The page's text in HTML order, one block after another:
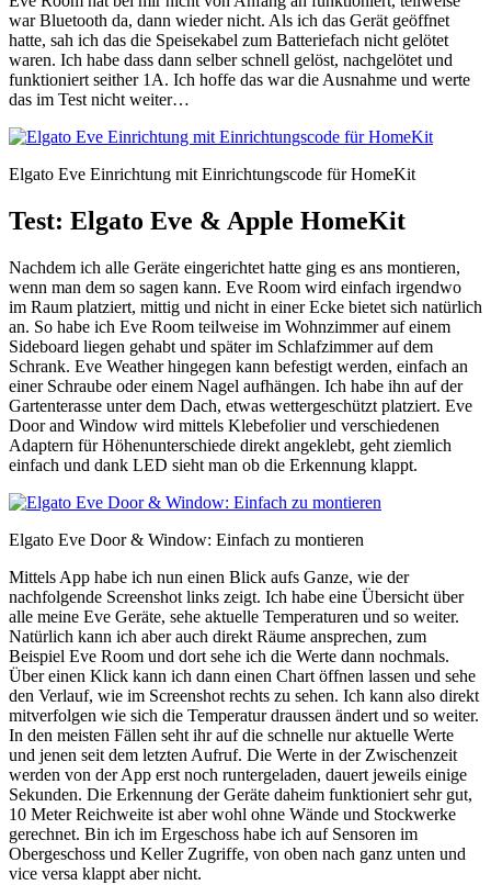
war Bluetooth da, dann wieder nicht. Als ich das Gerät geöffnet
hatte, sah ich das die Speisekabel zum Batteriefach nicht gelötet
waren. Ich habe dass dann selber schnell gelöst, nachgelötet und
funktioniert seither 1A. Ich hoffe das war die Ausnahme und werte
das im Test nicht weiter…
Elgato Eve Einrichtung mit Einrichtungscode für HomeKit
Test: Elgato Eve & Apple HomeKit
Nachdem ich alle Geräte eingerichtet hatte ging es ans montieren,
wenn man dem so sagen kann. Eve Room wird einfach irgendwo
im Raum platziert, mittig und nicht in einer Ecke bietet sich natürlich
an. So habe ich Eve Room teilweise im Wohnzimmer auf einem
Sideboard liegen gehabt und später im Schlafzimmer auf dem
Schrank. Eve Weather hingegen kann befestigt werden, einfach an
einer Schraube oder einem Nagel aufhängen. Ich habe ihn auf der
Gartenterasse unter dem Dach, etwas wettergeschützt platziert. Eve
Door and Window wird mittels Klebefolier und verschiedenen
Adaptern für Höhenunterschiede direkt angeklebt, geht ziemlich
einfach und dank LED sieht man ob die Erkennung klappt.
Elgato Eve Door & Window: Einfach zu montieren
Mittels App habe ich nun einen Blick aufs Ganze, wie der
nachfolgende Screenshot links zeigt. Ich habe eine Übersicht über
alle meine Eve Geräte, sehe aktuelle Temperaturen und so weiter.
Natürlich kann ich aber auch direkt Räume ansprechen, zum
Beispiel Eve Room und dort sehe ich die Werte dann nochmals.
Über einen Klick kann ich dann einen Chart öffnen lassen und sehe
den Verlauf, wie im Screenshot rechts zu sehen. Ich kann also direkt
mitverfolgen wie sich die Temperatur draussen ändert und so weiter.
In den meisten Fällen seht ihr auf die schnelle nur aktuelle Werte
und jenen seit dem letzten Aufruf. Die Werte in der Zwischenzeit
werden von der App erst noch runtergeladen, dauert jeweils einige
Sekunden. Die Erkennung der Geräte daheim funktioniert sehr gut,
10 Meter Reichweite ist aber wohl ohne Wände und Stockwerke
gerechnet. Bin ich im Ergeschoss habe ich auf Sensoren im
Obergeschoss und Keller Zugriffe, von oben nach ganz unten und
vice versa klappt aber nicht.